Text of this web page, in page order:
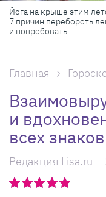
Йога на крыше этим
7 причин перебороть
и попробовать
Главная
и
всех
Редакция Lisa.ru